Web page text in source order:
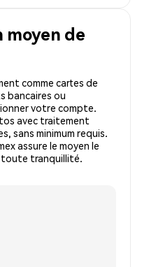
moyen de
comme cartes de
bancaires ou
votre compte.
avec traitement
sans minimum requis.
assure le moyen le
toute tranquillité.